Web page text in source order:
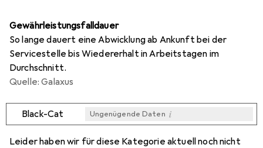
Gewährleistungsfalldauer
So lange dauert eine Abwicklung ab Ankunft bei der
Servicestelle bis Wiedererhalt in Arbeitstagen im
Durchschnitt.
Quelle: Galaxus
Black-Cat Ungenügende Daten i
Leider haben wir für diese Kategorie aktuell noch nicht